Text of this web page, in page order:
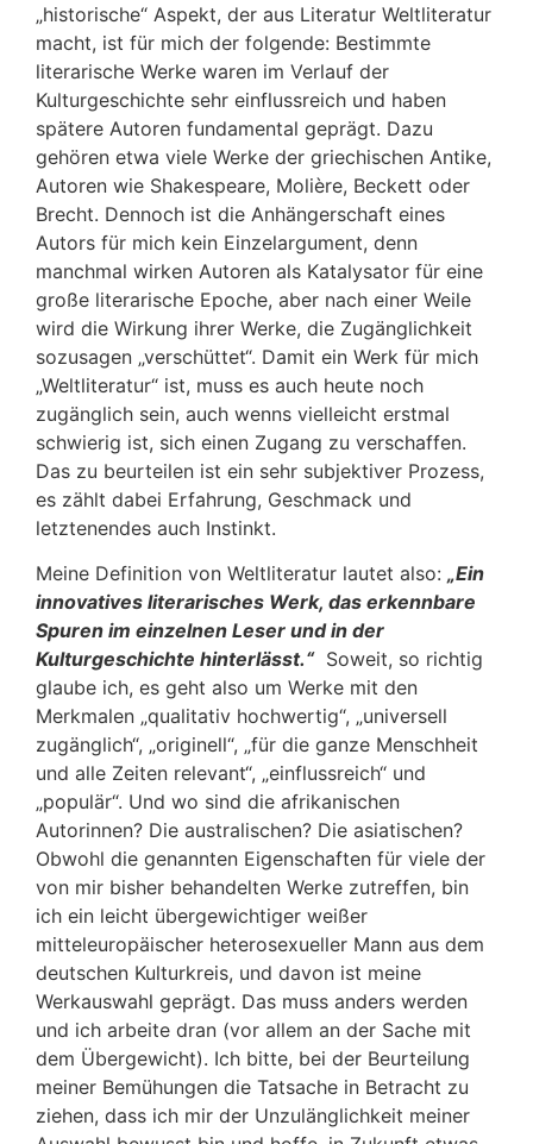
„historische“ Aspekt, der aus Literatur Weltliteratur
macht, ist für mich der folgende: Bestimmte
literarische Werke waren im Verlauf der
Kulturgeschichte sehr einflussreich und haben
spätere Autoren fundamental geprägt. Dazu
gehören etwa viele Werke der griechischen Antike,
Autoren wie Shakespeare, Molière, Beckett oder
Brecht. Dennoch ist die Anhängerschaft eines
Autors für mich kein Einzelargument, denn
manchmal wirken Autoren als Katalysator für eine
große literarische Epoche, aber nach einer Weile
wird die Wirkung ihrer Werke, die Zugänglichkeit
sozusagen „verschüttet“. Damit ein Werk für mich
„Weltliteratur“ ist, muss es auch heute noch
zugänglich sein, auch wenns vielleicht erstmal
schwierig ist, sich einen Zugang zu verschaffen.
Das zu beurteilen ist ein sehr subjektiver Prozess,
es zählt dabei Erfahrung, Geschmack und
letztenendes auch Instinkt.
Meine Definition von Weltliteratur lautet also: „Ein
innovatives literarisches Werk, das erkennbare
Spuren im einzelnen Leser und in der
Kulturgeschichte hinterlässt.“Soweit, so richtig
glaube ich, es geht also um Werke mit den
Merkmalen „qualitativ hochwertig“, „universell
zugänglich“, „originell“, „für die ganze Menschheit
und alle Zeiten relevant“, „einflussreich“ und
„populär“. Und wo sind die afrikanischen
Autorinnen? Die australischen? Die asiatischen?
Obwohl die genannten Eigenschaften für viele der
von mir bisher behandelten Werke zutreffen, bin
ich ein leicht übergewichtiger weißer
mitteleuropäischer heterosexueller Mann aus dem
deutschen Kulturkreis, und davon ist meine
Werkauswahl geprägt. Das muss anders werden
und ich arbeite dran (vor allem an der Sache mit
dem Übergewicht). Ich bitte, bei der Beurteilung
meiner Bemühungen die Tatsache in Betracht zu
ziehen, dass ich mir der Unzulänglichkeit meiner